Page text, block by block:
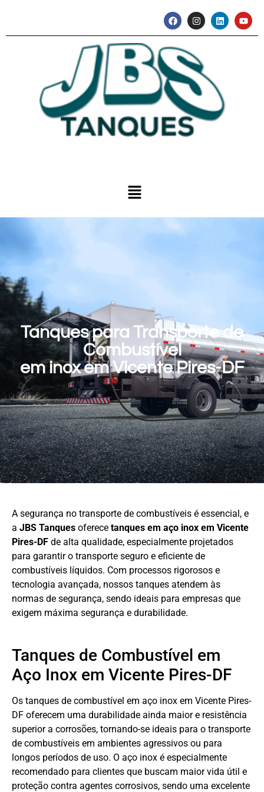
Tanques para Transporte de
Combustível
em inox em Vicente Pires-DF
A segurança no transporte de combustíveis é essencial, e
a JBS Tanques oferece tanques em aço inox em Vicente
Pires-DF de alta qualidade, especialmente projetados
para garantir o transporte seguro e eficiente de
combustíveis líquidos. Com processos rigorosos e
tecnologia avançada, nossos tanques atendem às
normas de segurança, sendo ideais para empresas que
exigem máxima segurança e durabilidade.
Tanques de Combustível em
Aço Inox em Vicente Pires-DF
Os tanques de combustível em aço inox em Vicente Pires-
DF oferecem uma durabilidade ainda maior e resistência
superior a corrosões, tornando-se ideais para o transporte
de combustíveis em ambientes agressivos ou para
longos períodos de uso. O aço inox é especialmente
recomendado para clientes que buscam maior vida útil e
proteção contra agentes corrosivos, sendo uma excelente